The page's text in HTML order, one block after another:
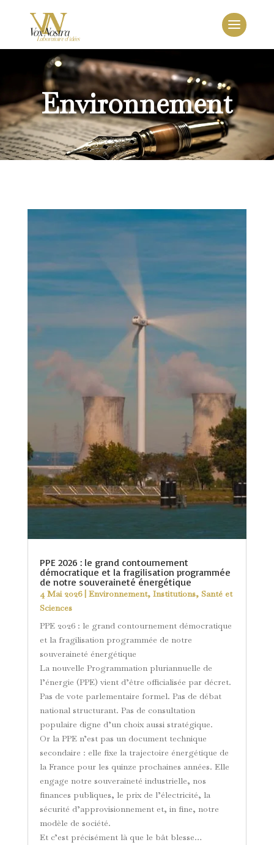
Environnement
PPE 2026 : le grand contournement
démocratique et la fragilisation programmée
de notre souveraineté énergétique
4 Mai 2026| Environnement, Institutions, Santé et
Sciences
PPE 2026 : le grand contournement démocratique
et la fragilisation programmée de notre
souveraineté énergétique
La nouvelle Programmation pluriannuelle de
l’énergie (PPE) vient d’être officialisée par décret.
Pas de vote parlementaire formel. Pas de débat
national structurant. Pas de consultation
populaire digne d’un choix aussi stratégique.
Or la PPE n’est pas un document technique
secondaire : elle fixe la trajectoire énergétique de
la France pour les quinze prochaines années. Elle
engage notre souveraineté industrielle, nos
finances publiques, le prix de l’électricité, la
sécurité d’approvisionnement et, in fine, notre
modèle de société.
Et c’est précisément là que le bât blesse…